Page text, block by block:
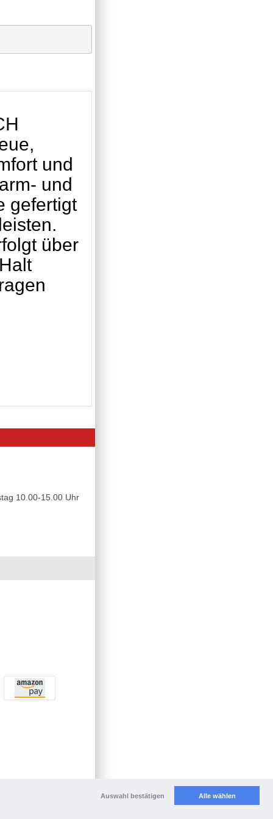
Auswahl bestätigen Alle wählen
und
und
gefertigt
über
10.00-15.00 Uhr